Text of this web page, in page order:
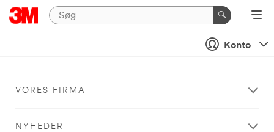
Konto
VORES FIRMA
NYHEDER